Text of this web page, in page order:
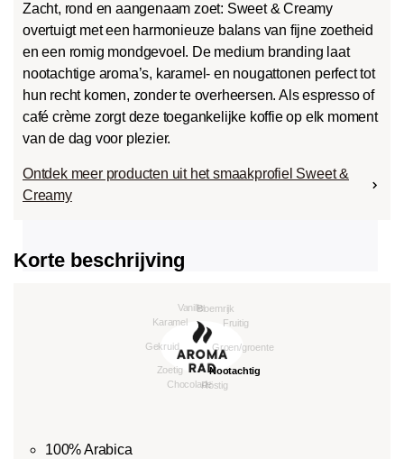
Zacht, rond en aangenaam zoet: Sweet & Creamy
overtuigt met een harmonieuze balans van fijne zoetheid
en een romig mondgevoel. De medium branding laat
nootachtige aroma’s, karamel- en nougattonen perfect tot
hun recht komen, zonder te overheersen. Als espresso of
café crème zorgt deze toegankelijke koffie op elk moment
van de dag voor plezier.
Ontdek meer producten uit het smaakprofiel Sweet &
Creamy
Korte beschrijving
100% Arabica